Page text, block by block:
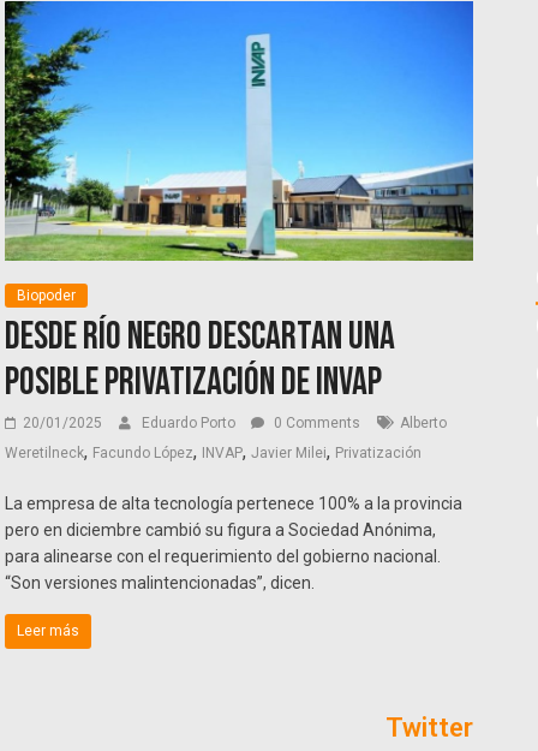
Biopoder
Desde Río Negro descartan una
posible privatización de INVAP
20/01/2025 Eduardo Porto 0 Comments
Alberto
Weretilneck, Facundo López, INVAP,Javier Milei, Privatización
La empresa de alta tecnología pertenece 100% a la provincia
pero en diciembre cambió su figura a Sociedad Anónima,
para alinearse con el requerimiento del gobierno nacional.
“Son versiones malintencionadas”, dicen.
Leer más
Twitter